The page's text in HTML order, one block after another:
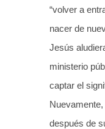
“volver a
nacer de
Jesús
ministerio
captar el
después de